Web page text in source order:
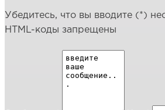
Убедитесь, что вы вводите (*)
HTML-коды запрещены